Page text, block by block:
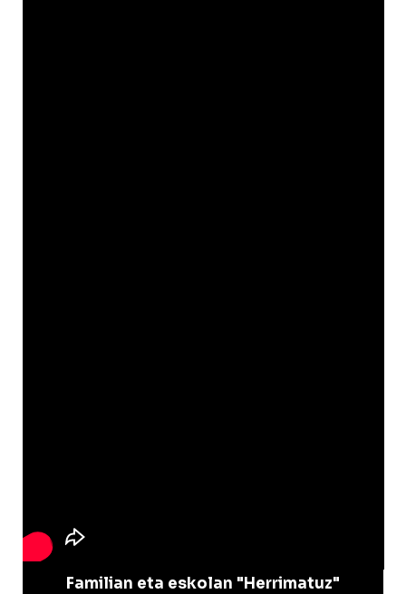
Familian eta eskolan "Herrimatuz"